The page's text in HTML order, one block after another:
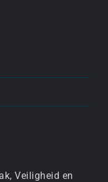
Veiligheid en